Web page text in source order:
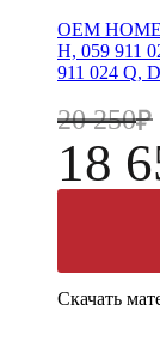
OEM
H, 059 911
911 024 Q,
20 250
18
Скачать